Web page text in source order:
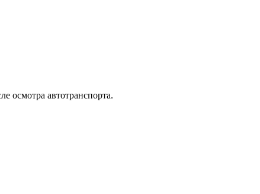
осмотра автотранспорта.